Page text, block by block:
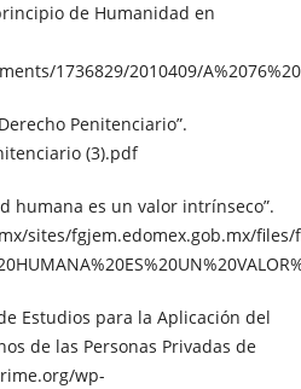
de Humanidad en
1736829/2010409/
Penitenciario”.
(3).pdf
humana es un valor intrínseco”.
sites/fgjem.edomex.gob.mx/
Estudios para la Aplicación del
de las Personas Privadas de
wp-